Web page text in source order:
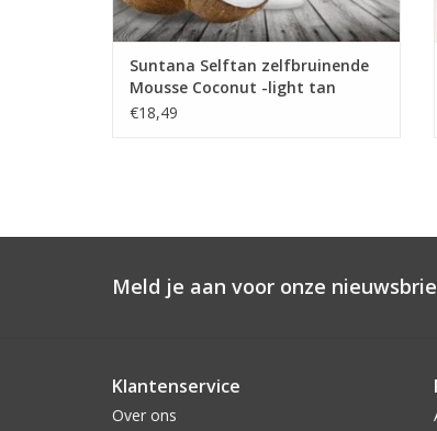
Suntana Selftan zelfbruinende
Mousse Coconut -light tan
€18,49
Meld je aan voor onze
Klantenservice
Over ons